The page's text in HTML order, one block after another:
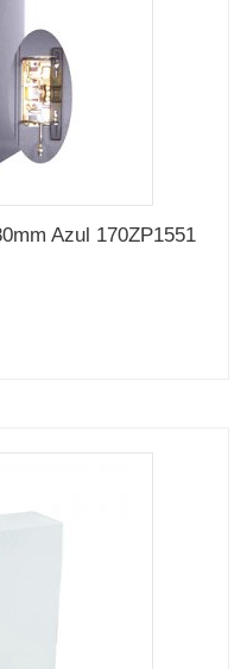
Azul 170ZP1551